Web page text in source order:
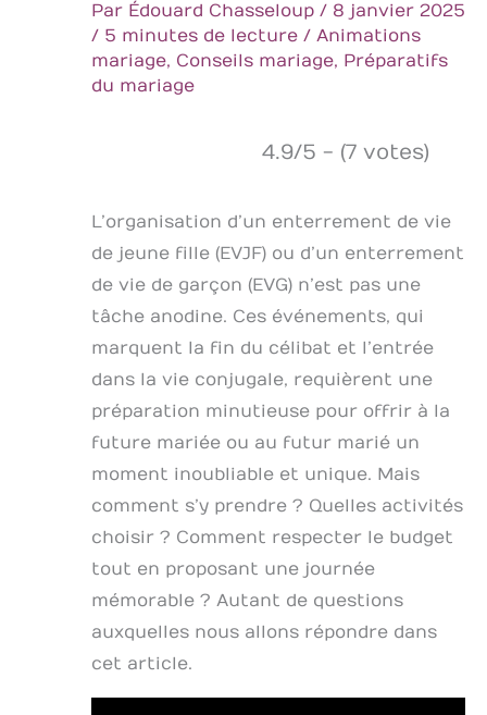
Par Édouard Chasseloup / 8 janvier 2025
/ 5 minutes de lecture / Animations
mariage, Conseils mariage, Préparatifs
du mariage
4.9/5 - (7 votes)
L’organisation d’un enterrement de vie
de jeune fille (EVJF) ou d’un enterrement
de vie de garçon (EVG) n’est pas une
tâche anodine. Ces événements, qui
marquent la fin du célibat et l’entrée
dans la vie conjugale, requièrent une
préparation minutieuse pour offrir à la
future mariée ou au futur marié un
moment inoubliable et unique. Mais
comment s’y prendre ? Quelles activités
choisir ? Comment respecter le budget
tout en proposant une journée
mémorable ? Autant de questions
auxquelles nous allons répondre dans
cet article.